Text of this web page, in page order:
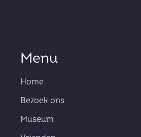
Menu
Home
Bezoek ons
Museum